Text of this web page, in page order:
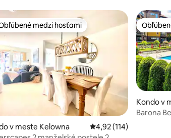
4,93 z 5, počet hodnotení: 461
medzi hosťami
medzi hosťami
v meste Kelowna Priemerné
4,92 (114)
Kondo v
a
Barona